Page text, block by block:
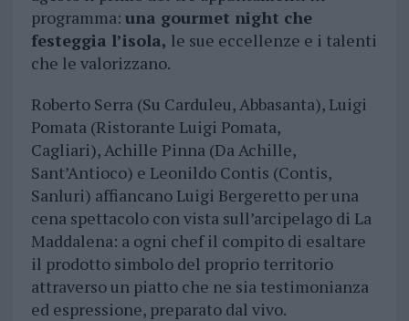
programma: una gourmet night che
festeggia l’isola, le sue eccellenze e i talenti
che le valorizzano.
Roberto Serra (Su Carduleu, Abbasanta), Luigi
Pomata (Ristorante Luigi Pomata,
Cagliari), Achille Pinna (Da Achille,
Sant’Antioco) e Leonildo Contis (Contis,
Sanluri) affiancano Luigi Bergeretto per una
cena spettacolo con vista sull’arcipelago di La
Maddalena: a ogni chef il compito di esaltare
il prodotto simbolo del proprio territorio
attraverso un piatto che ne sia testimonianza
ed espressione, preparato dal vivo.